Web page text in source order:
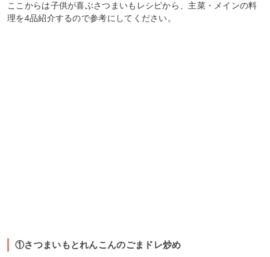
ここからは子供が喜ぶさつまいもレシピから、主菜・メインの料
理を4品紹介するので参考にしてください。
①さつまいもとれんこんのごまドレ炒め